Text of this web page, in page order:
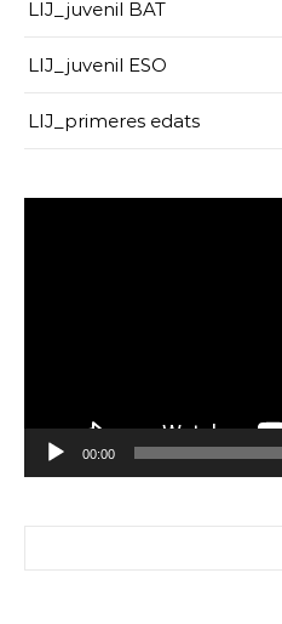
LIJ_juvenil BAT
LIJ_juvenil ESO
LIJ_primeres edats
00:00